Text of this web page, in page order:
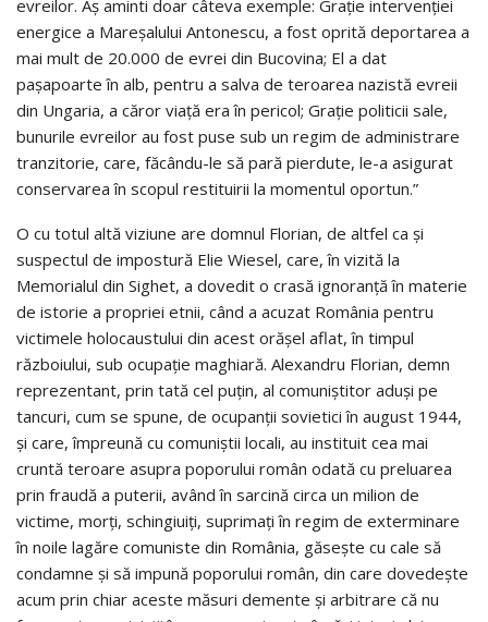
evreilor. Aş aminti doar câteva exemple: Graţie intervenţiei
energice a Mareşalului Antonescu, a fost oprită deportarea a
mai mult de 20.000 de evrei din Bucovina; El a dat
paşapoarte în alb, pentru a salva de teroarea nazistă evreii
din Ungaria, a căror viaţă era în pericol; Graţie politicii sale,
bunurile evreilor au fost puse sub un regim de administrare
tranzitorie, care, făcându-le să pară pierdute, le-a asigurat
conservarea în scopul restituirii la momentul oportun.”
O cu totul altă viziune are domnul Florian, de altfel ca şi
suspectul de impostură Elie Wiesel, care, în vizită la
Memorialul din Sighet, a dovedit o crasă ignoranţă în materie
de istorie a propriei etnii, când a acuzat România pentru
victimele holocaustului din acest orăşel aflat, în timpul
războiului, sub ocupaţie maghiară. Alexandru Florian, demn
reprezentant, prin tată cel puţin, al comuniştitor aduşi pe
tancuri, cum se spune, de ocupanţii sovietici în august 1944,
şi care, împreună cu comuniştii locali, au instituit cea mai
cruntă teroare asupra poporului român odată cu preluarea
prin fraudă a puterii, având în sarcină circa un milion de
victime, morţi, schingiuiţi, suprimaţi în regim de exterminare
în noile lagăre comuniste din România, găseşte cu cale să
condamne şi să impună poporului român, din care dovedeşte
acum prin chiar aceste măsuri demente şi arbitrare că nu